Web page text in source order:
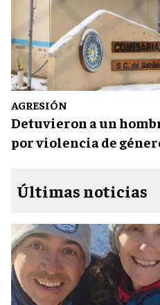
AGRESIÓN
Detuvieron a un
por violencia de
Últimas noticias